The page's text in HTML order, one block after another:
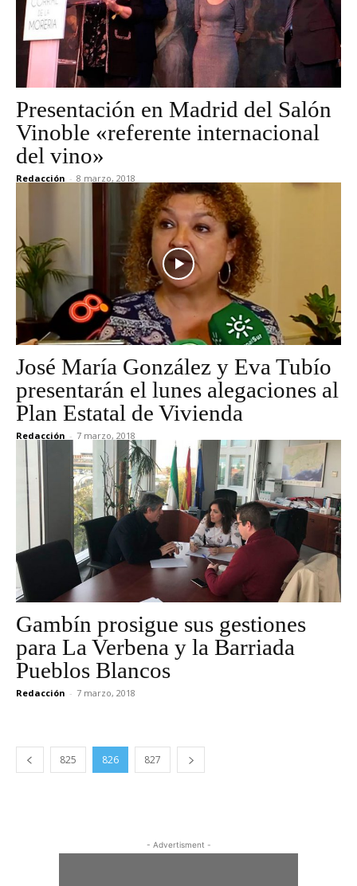
Presentación en Madrid del Salón
Vinoble «referente internacional
del vino»
Redacción - 8 marzo, 2018
José María González y Eva Tubío
presentarán el lunes alegaciones al
Plan Estatal de Vivienda
Redacción - 7 marzo, 2018
Gambín prosigue sus gestiones
para La Verbena y la Barriada
Pueblos Blancos
Redacción - 7 marzo, 2018
825 826 827
- Advertisment -